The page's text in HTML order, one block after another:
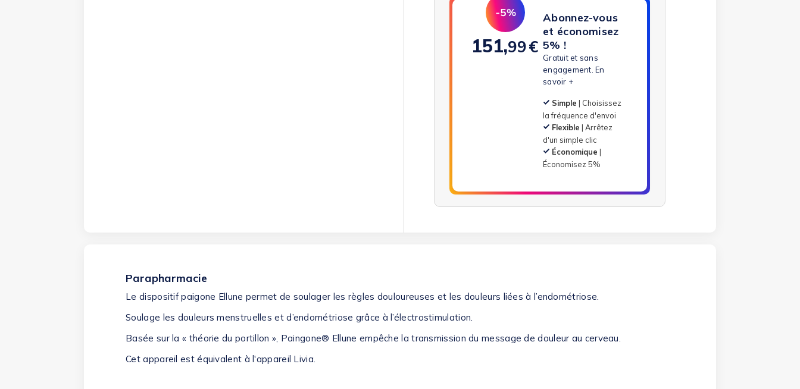
151,99€
Abonnez-vous
et économisez
5% !
Gratuit et sans
engagement.En
savoir +
Simple | Choisissez
la fréquence d'envoi
Flexible | Arrêtez
d'un simple clic
Économique |
Économisez 5%
Parapharmacie
Le dispositifpaigone Ellune permet de soulager les règles douloureuses et les douleurs liées à l’endométriose.
Soulage les douleurs menstruelles etd’endométriose grâce àl’électrostimulation.
Basée sur la « théorie du portillon », Paingone® Ellune empêche la transmission du message de douleur au cerveau.
Cet appareil est équivalent à l'appareil Livia.